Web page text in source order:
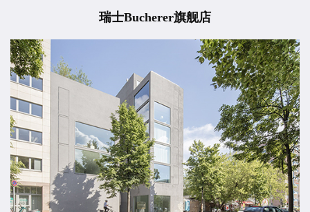
瑞士Bucherer旗舰店